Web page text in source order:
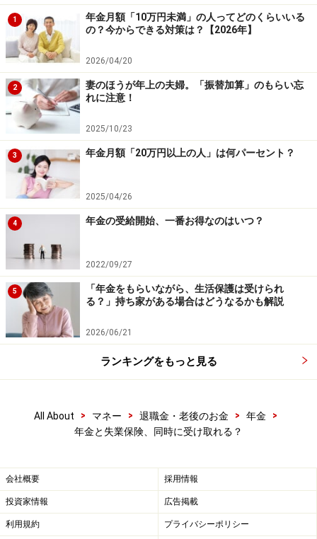
ただし、繰上げ受給による年金減額などのデメリットが
伴う上、老齢厚生年金については原則通り調整対象とな
りますので要注意です。
なお、65歳になってから退職した場合は基本手当を受け
ることはできず、代わりに「高年齢求職者給付金」とい
う一時金を受けることになりますが、こちらは年金との
調整はありませんので、年金と同時に受けることができ
ます。
年金と基本手当は同時に受けられる場合も
あるがケースは限られる
今までの話をまとめると以下のようになります。
・65歳より前に退職して、65歳過ぎてから基本手当を申
請するのであれば、基本手当と年金は両方もらえる。
・老齢基礎年金については、65歳以降はもちろん、65歳
能だが、老齢厚生年金は原則通り65歳前は同時受給不
このように、年金と基本手当を同時に受けられるケース
はありますが、いずれもごく限られたケースとなりま
す。
1
年金月額「10万円未満」の人ってどのくらいいる
の？今からできる対策は？【2026年】
2026/04/20
2
妻のほうが年上の夫婦。「振替加算」のもらい忘
れに注意！
2025/10/23
3 年金月額「20万円以上の人」は何パーセント？
2025/04/26
4 年金の受給開始、一番お得なのはいつ？
2022/09/27
5
「年金をもらいながら、生活保護は受けられ
る？」持ち家がある場合はどうなるかも解説
2026/06/21
ランキングをもっと見る
All About > マネー > 退職金・老後のお金 > 年金
>
年金と失業保険、同時に受け取れる？
会社概要 採用情報
投資家情報 広告掲載
利用規約 プライバシーポリシー